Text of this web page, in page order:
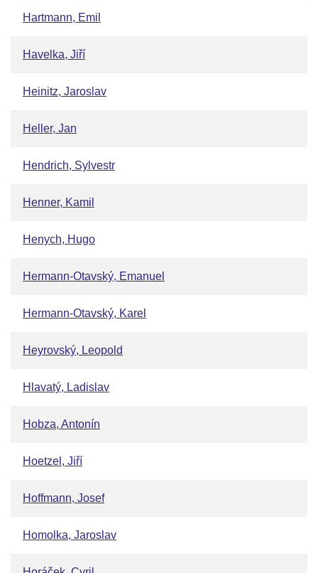
Hartmann, Emil
Havelka, Jiří
Heinitz, Jaroslav
Heller, Jan
Hendrich, Sylvestr
Henner, Kamil
Henych, Hugo
Hermann-Otavský, Emanuel
Hermann-Otavský, Karel
Heyrovský, Leopold
Hlavatý, Ladislav
Hobza, Antonín
Hoetzel, Jiří
Hoffmann, Josef
Homolka, Jaroslav